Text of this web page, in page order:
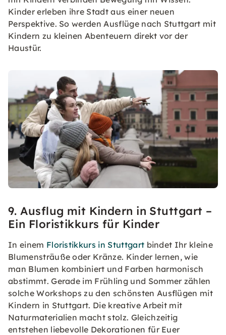
Kinder erleben ihre Stadt aus einer neuen
Perspektive. So werden Ausflüge nach Stuttgart mit
Kindern zu kleinen Abenteuern direkt vor der
Haustür.
9. Ausflug mit Kindern in Stuttgart –
Ein Floristikkurs für Kinder
In einem Floristikkurs in Stuttgart bindet Ihr kleine
Blumensträuße oder Kränze. Kinder lernen, wie
man Blumen kombiniert und Farben harmonisch
abstimmt. Gerade im Frühling und Sommer zählen
solche Workshops zu den schönsten Ausflügen mit
Kindern in Stuttgart. Die kreative Arbeit mit
Naturmaterialien macht stolz. Gleichzeitig
entstehen liebevolle Dekorationen für Euer